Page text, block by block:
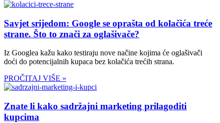
Savjet srijedom: Google se oprašta od kolačića treće
strane. Što to znači za oglašivače?
Iz Googlea kažu kako testiraju nove načine kojima će oglašivači
doći do potencijalnih kupaca bez kolačića trećih strana.
PROČITAJ VIŠE »
Znate li kako sadržajni marketing prilagoditi
kupcima